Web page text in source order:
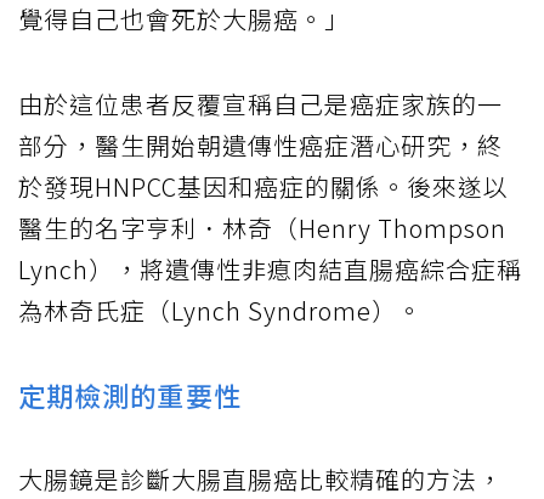
覺得自己也會死於大腸癌。」
由於這位患者反覆宣稱自己是癌症家族的一
部分，醫生開始朝遺傳性癌症潛心研究，終
於發現HNPCC基因和癌症的關係。後來遂以
醫生的名字亨利．林奇（Henry Thompson
Lynch），將遺傳性非瘜肉結直腸癌綜合症稱
為林奇氏症（Lynch Syndrome）。
定期檢測的重要性
大腸鏡是診斷大腸直腸癌比較精確的方法，